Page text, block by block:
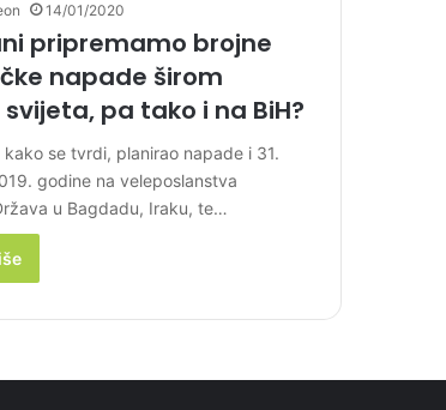
14/01/2020
pripremamo brojne
napade širom
svijeta, pa tako i na BiH?
kako se tvrdi, planirao napade i 31.
godine na veleposlanstva
u Bagdadu, Iraku, te…